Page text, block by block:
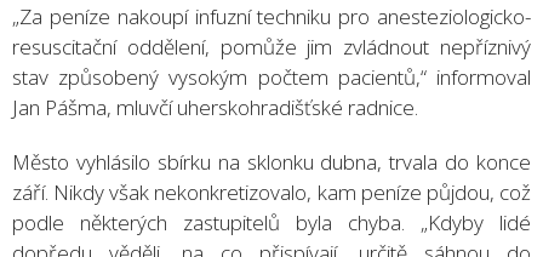
„Za peníze nakoupí infuzní techniku pro anesteziologicko-
resuscitační oddělení, pomůže jim zvládnout nepříznivý
stav způsobený vysokým počtem pacientů,“ informoval
Jan Pášma, mluvčí uherskohradišťské radnice.
Město vyhlásilo sbírku na sklonku dubna, trvala do konce
září. Nikdy však nekonkretizovalo, kam peníze půjdou, což
podle některých zastupitelů byla chyba. „Kdyby lidé